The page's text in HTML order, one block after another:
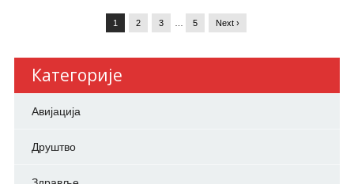
1 2 3 5 Next ›
Категорије
Авијација
Друштво